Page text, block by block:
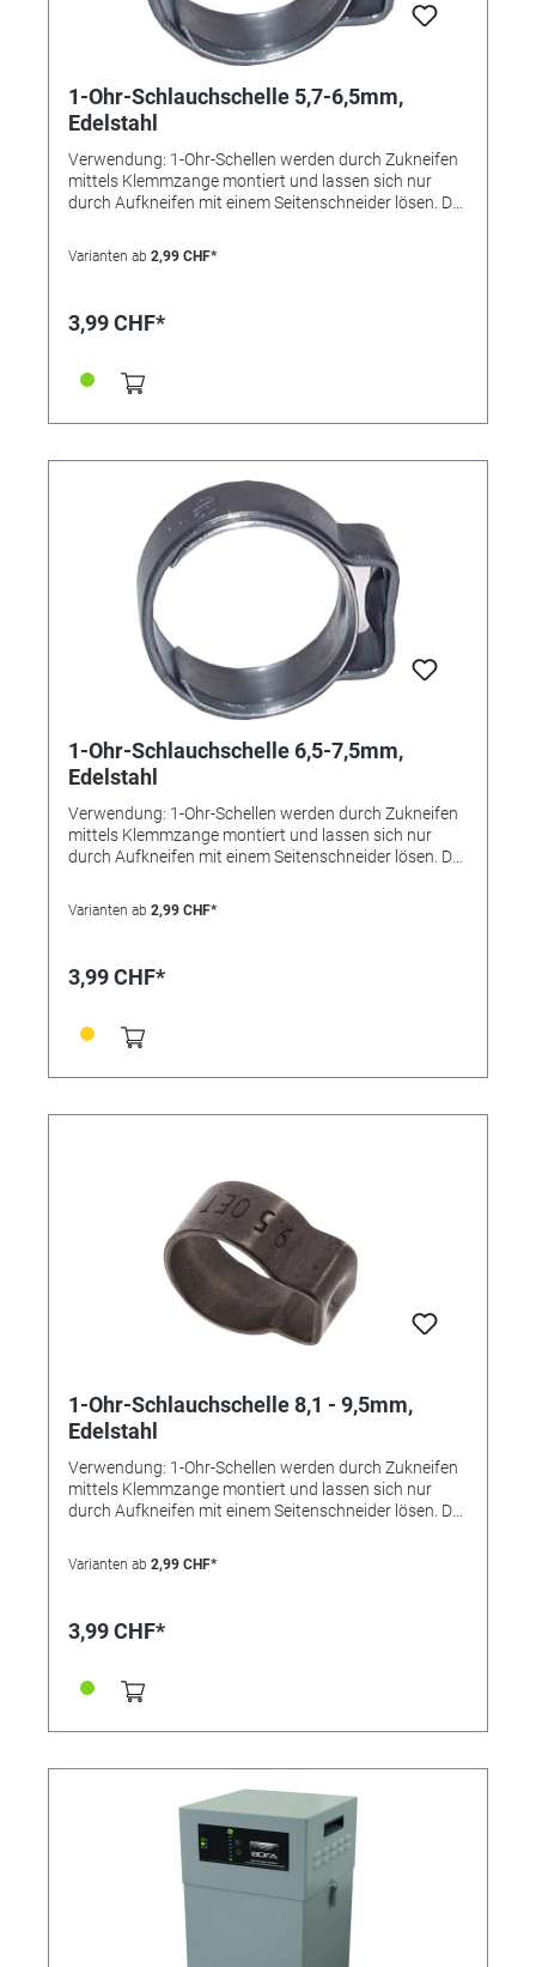
1-Ohr-Schlauchschelle 5,7-6,5mm,
Edelstahl
Verwendung: 1-Ohr-Schellen werden durch Zukneifen
mittels Klemmzange montiert und lassen sich nur
durch Aufkneifen mit einem Seitenschneider lösen. Der
Abbindung und findet bevorzugt bei der Montage von
weichen und empfindlichen oder sehr steifen
wiederverwendbar. Vorteile: • kleine Bauweise, •
"federt" selbst nach, • keine überstehenden
lösbar
Varianten ab 2,99 CHF*
3,99 CHF*
1-Ohr-Schlauchschelle 6,5-7,5mm,
Edelstahl
Verwendung: 1-Ohr-Schellen werden durch Zukneifen
mittels Klemmzange montiert und lassen sich nur
durch Aufkneifen mit einem Seitenschneider lösen. Der
Abbindung und findet bevorzugt bei der Montage von
weichen und empfindlichen oder sehr steifen
wiederverwendbar. Vorteile: • kleine Bauweise, •
"federt" selbst nach, • keine überstehenden
lösbar
Varianten ab 2,99 CHF*
3,99 CHF*
1-Ohr-Schlauchschelle 8,1 - 9,5mm,
Edelstahl
Verwendung: 1-Ohr-Schellen werden durch Zukneifen
mittels Klemmzange montiert und lassen sich nur
durch Aufkneifen mit einem Seitenschneider lösen. Der
Abbindung und findet bevorzugt bei der Montage von
weichen und empfindlichen oder sehr steifen
wiederverwendbar. Vorteile: •kleine Bauweise, •"federt"
selbst nach, •keine überstehenden Gewindezungen
Spannbereich [mm] 8,1 - 9,5 Bandbreite [mm] 6
Varianten ab 2,99 CHF*
3,99 CHF*